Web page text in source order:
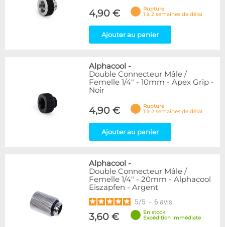
4,90 €
Rupture
1 à 2 semaines de délai
Ajouter au panier
Alphacool -
Double Connecteur Mâle /
Femelle 1/4" - 10mm - Apex Grip -
Noir
4,90 €
Rupture
1 à 2 semaines de délai
Ajouter au panier
Alphacool -
Double Connecteur Mâle /
Femelle 1/4" - 20mm - Alphacool
Eiszapfen - Argent
5/5 - 6 avis
3,60 €
En stock
Expédition immédiate